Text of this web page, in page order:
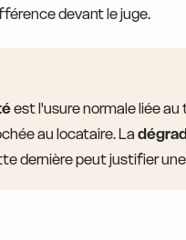
devant le juge.
est l'usure normale liée
au locataire. La
dernière peut justifier